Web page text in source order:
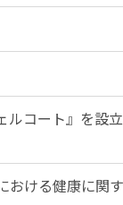
コート』を設
ける健康に関